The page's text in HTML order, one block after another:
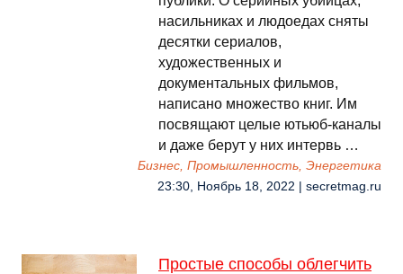
насильниках и людоедах сняты
десятки сериалов,
художественных и
документальных фильмов,
написано множество книг. Им
посвящают целые ютьюб-каналы
и даже берут у них интервь …
Бизнес, Промышленность, Энергетика
23:30, Ноябрь 18, 2022 | secretmag.ru
Простые способы облегчить